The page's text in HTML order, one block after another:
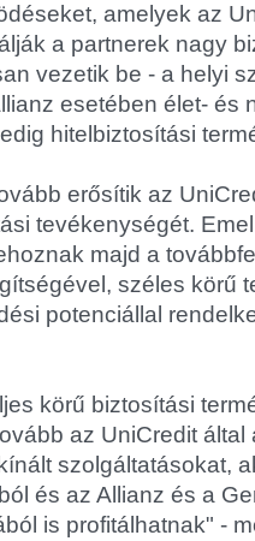
amelyek az
a partnerek nagy
vezetik be - a helyi
esetében élet- és
hitelbiztosítási
erősítik az
tevékenységét.
majd a
széles körű
potenciállal
körű biztosítási
az UniCredit által
szolgáltatásokat,
és az Allianz és a
is profitálhatnak" -